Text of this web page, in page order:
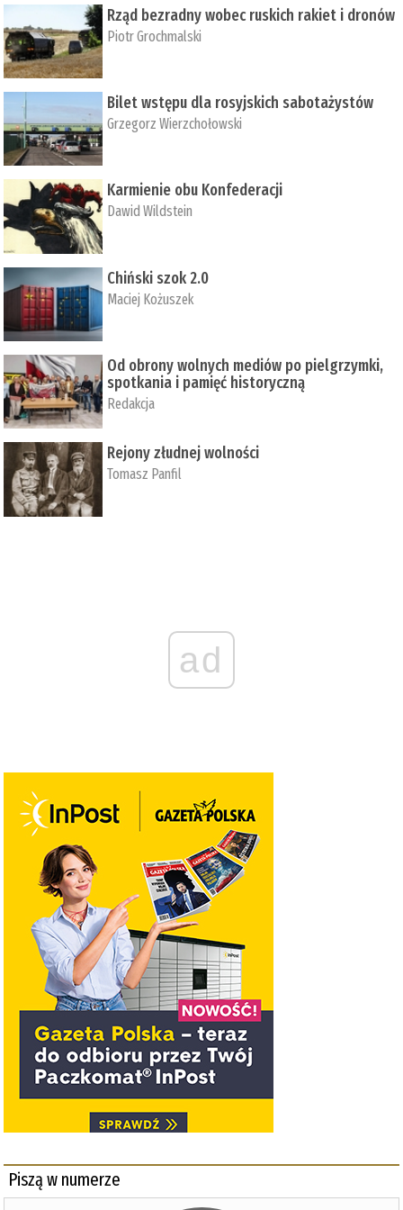
Rząd bezradny wobec ruskich rakiet i dronów
Piotr Grochmalski
Bilet wstępu dla rosyjskich sabotażystów
Grzegorz Wierzchołowski
Karmienie obu Konfederacji
Dawid Wildstein
Chiński szok 2.0
Maciej Kożuszek
Od obrony wolnych mediów po pielgrzymki,
spotkania i pamięć historyczną
Redakcja
Rejony złudnej wolności
Tomasz Panfil
ad
Piszą w numerze